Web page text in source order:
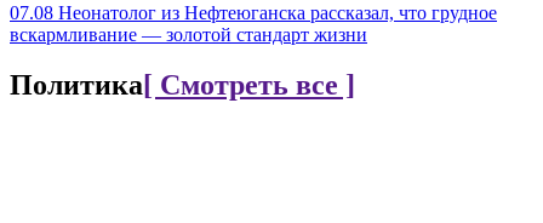
07.08 Неонатолог из Нефтеюганска рассказал, что грудное
вскармливание — золотой стандарт жизни
Политика[ Смотреть все ]